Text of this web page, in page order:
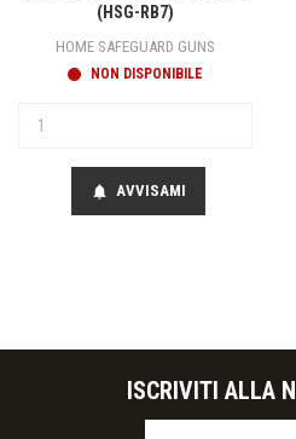
(HSG-RB7)
HOME SAFEGUARD GUNS
NON DISPONIBILE
notifications AVVISAMI
ISCRIVITI ALLA